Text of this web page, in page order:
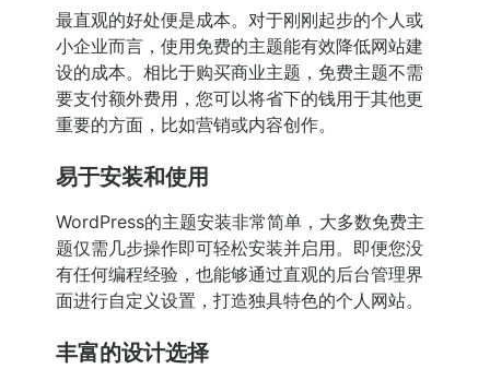
最直观的好处便是成本。对于刚刚起步的个人或
小企业而言，使用免费的主题能有效降低网站建
设的成本。相比于购买商业主题，免费主题不需
要支付额外费用，您可以将省下的钱用于其他更
重要的方面，比如营销或内容创作。
易于安装和使用
WordPress的主题安装非常简单，大多数免费主
题仅需几步操作即可轻松安装并启用。即便您没
有任何编程经验，也能够通过直观的后台管理界
面进行自定义设置，打造独具特色的个人网站。
丰富的设计选择